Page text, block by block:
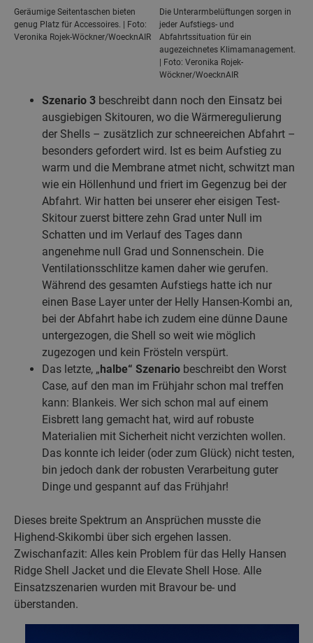
Geräumige Seitentaschen bieten
genug Platz für Accessoires. | Foto:
Veronika Rojek-Wöckner/WoecknAIR
Die Unterarmbelüftungen sorgen in
jeder Aufstiegs- und
Abfahrtssituation für ein
augezeichnetes Klimamanagement.
| Foto: Veronika Rojek-
Wöckner/WoecknAIR
Szenario 3 beschreibt dann noch den Einsatz bei
ausgiebigen Skitouren, wo die Wärmeregulierung
der Shells – zusätzlich zur schneereichen Abfahrt –
besonders gefordert wird. Ist es beim Aufstieg zu
warm und die Membrane atmet nicht, schwitzt man
wie ein Höllenhund und friert im Gegenzug bei der
Abfahrt. Wir hatten bei unserer eher eisigen Test-
Skitour zuerst bittere zehn Grad unter Null im
Schatten und im Verlauf des Tages dann
angenehme null Grad und Sonnenschein. Die
Ventilationsschlitze kamen daher wie gerufen.
Während des gesamten Aufstiegs hatte ich nur
einen Base Layer unter der Helly Hansen-Kombi an,
bei der Abfahrt habe ich zudem eine dünne Daune
untergezogen, die Shell so weit wie möglich
zugezogen und kein Frösteln verspürt.
Das letzte, „ halbe“ Szenario beschreibt den Worst
Case, auf den man im Frühjahr schon mal treffen
kann: Blankeis. Wer sich schon mal auf einem
Eisbrett lang gemacht hat, wird auf robuste
Materialien mit Sicherheit nicht verzichten wollen.
Das konnte ich leider (oder zum Glück) nicht testen,
bin jedoch dank der robusten Verarbeitung guter
Dinge und gespannt auf das Frühjahr!
Dieses breite Spektrum an Ansprüchen musste die
Highend-Skikombi über sich ergehen lassen.
Zwischanfazit: Alles kein Problem für das Helly Hansen
Ridge Shell Jacket und die Elevate Shell Hose. Alle
Einsatzszenarien wurden mit Bravour be- und
überstanden.